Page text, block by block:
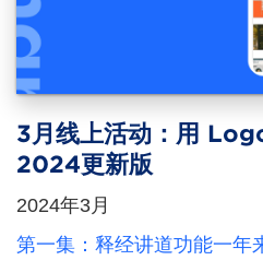
3月线上活动：用
2024更新版
2024年3月
第一集：释经讲道功能一年